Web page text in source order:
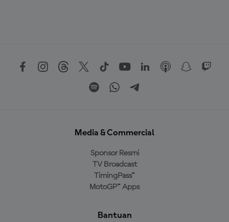
Media & Commercial
Sponsor Resmi
TV Broadcast
TimingPass™
MotoGP™ Apps
Bantuan